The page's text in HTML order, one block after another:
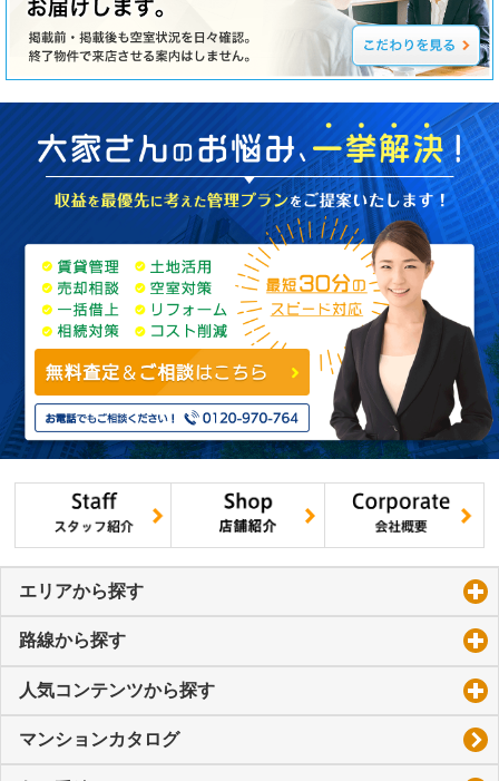
エリアから探す
路線から探す
人気コンテンツから探す
マンションカタログ